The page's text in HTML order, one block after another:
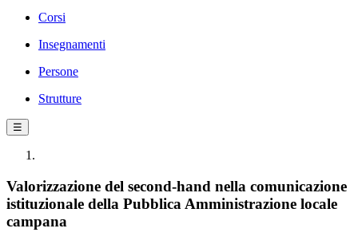
Corsi
Insegnamenti
Persone
Strutture
☰
Valorizzazione del second-hand nella comunicazione
istituzionale della Pubblica Amministrazione locale
campana